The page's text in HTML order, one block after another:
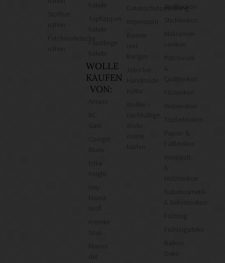
Stofftier
Patchworkdecke
häkeln
Topflappen
häkeln
Fäustlinge
häkeln
WOLLE
KAUFEN
VON:
Cowgirl
Knight
Mama
Wolf
Kremke
Manos
Datenschutzerklärung
Kultur
Wollke –
nachhaltige
kaufen
Wolllexikon
Sticklexikon
Makramee-
Lexikon
Patchwork-
&
Quiltlexikon
Weblexikon
Töpferlexikon
Papier- &
Faltlexikon
Werkstatt-
&
Holzlexikon
Naturkosmetik-
& Seifenlexikon
Frühling
Frühlingsdeko
Balkon
Deko